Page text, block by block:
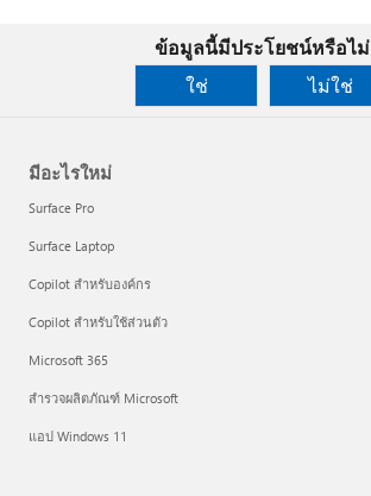
ข้อมูลนี้มีประโยชน์หรือไม่
ใช่
ไม่ใช่
มีอะไรใหม่
Surface Pro
Surface Laptop
Copilot สำหรับองค์กร
Copilot สำหรับใช้ส่วนตัว
Microsoft 365
สำรวจผลิตภัณฑ์ Microsoft
แอป Windows 11